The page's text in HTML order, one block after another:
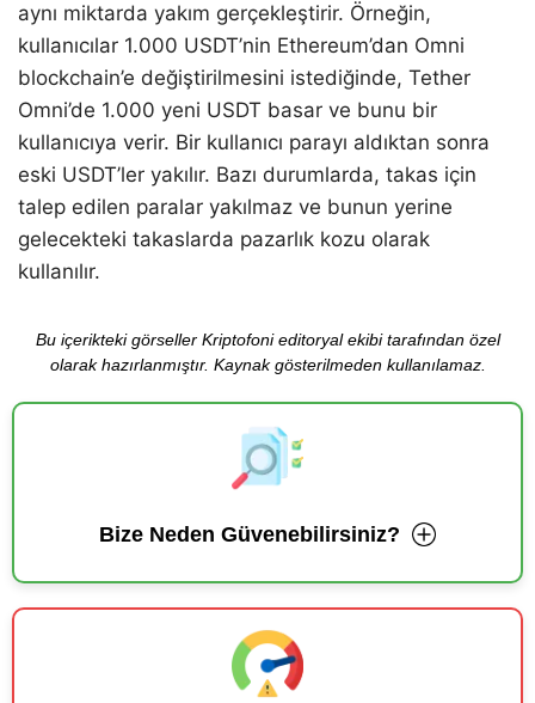
aynı miktarda yakım gerçekleştirir. Örneğin,
kullanıcılar 1.000 USDT’nin Ethereum’dan Omni
blockchain’e değiştirilmesini istediğinde, Tether
Omni’de 1.000 yeni USDT basar ve bunu bir
kullanıcıya verir. Bir kullanıcı parayı aldıktan sonra
eski USDT’ler yakılır. Bazı durumlarda, takas için
talep edilen paralar yakılmaz ve bunun yerine
gelecekteki takaslarda pazarlık kozu olarak
kullanılır.
Bu içerikteki görseller Kriptofoni editoryal ekibi tarafından özel
olarak hazırlanmıştır. Kaynak gösterilmeden kullanılamaz.
Bize Neden Güvenebilirsiniz?